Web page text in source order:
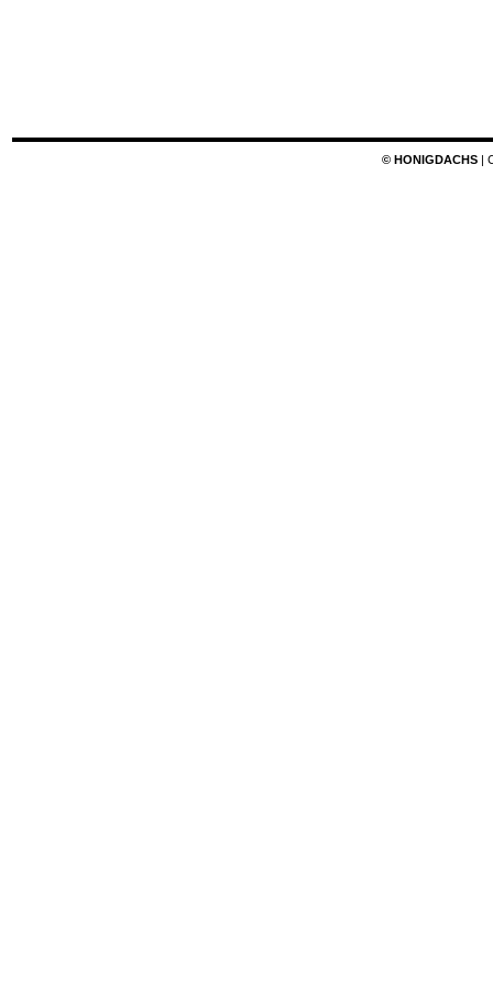
© HONIGDACHS |